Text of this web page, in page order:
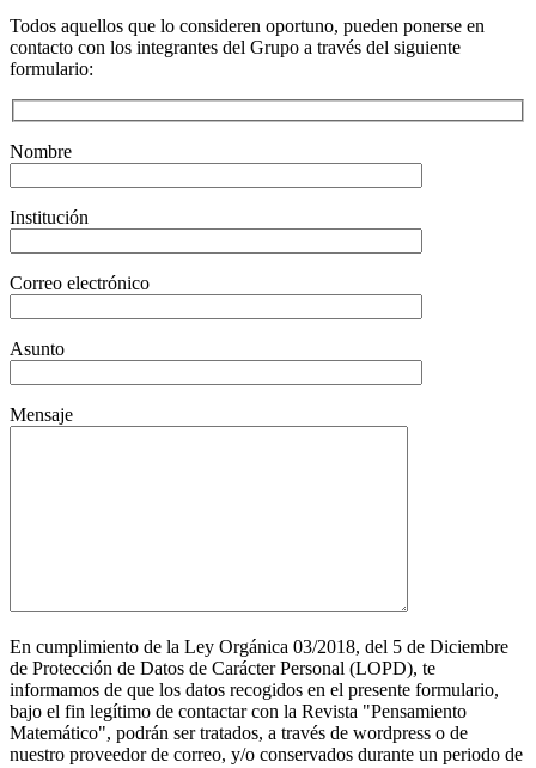
Todos aquellos que lo consideren oportuno, pueden ponerse en
contacto con los integrantes del Grupo a través del siguiente
formulario:
Nombre
Institución
Correo electrónico
Asunto
Mensaje
En cumplimiento de la Ley Orgánica 03/2018, del 5 de Diciembre
de Protección de Datos de Carácter Personal (LOPD), te
informamos de que los datos recogidos en el presente formulario,
bajo el fin legítimo de contactar con la Revista "Pensamiento
Matemático", podrán ser tratados, a través de wordpress o de
nuestro proveedor de correo, y/o conservados durante un periodo de